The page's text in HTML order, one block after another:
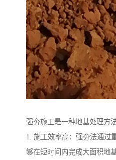
强夯施工是一种地基处理方
1. 施工效率高：强夯法通过
够在短时间内完成大面积地